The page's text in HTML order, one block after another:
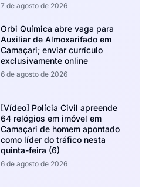
7 de agosto de 2026
Orbi Química abre vaga para
Auxiliar de Almoxarifado em
Camaçari; enviar currículo
exclusivamente online
6 de agosto de 2026
[Vídeo] Polícia Civil apreende
64 relógios em imóvel em
Camaçari de homem apontado
como líder do tráfico nesta
quinta-feira (6)
6 de agosto de 2026